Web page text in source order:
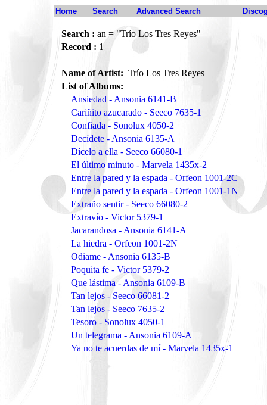
Home Search Advanced Search
Search : an = "Trío Los Tres Reyes"
Record : 1
Name of Artist: Trío Los Tres Reyes
List of Albums:
Ansiedad - Ansonia 6141-B
Cariñito azucarado - Seeco 7635-1
Confiada - Sonolux 4050-2
Decídete - Ansonia 6135-A
Dícelo a ella - Seeco 66080-1
El último minuto - Marvela 1435x-2
Entre la pared y la espada - Orfeon 1001-2C
Entre la pared y la espada - Orfeon 1001-1N
Extraño sentir - Seeco 66080-2
Extravío - Victor 5379-1
Jacarandosa - Ansonia 6141-A
La hiedra - Orfeon 1001-2N
Odiame - Ansonia 6135-B
Poquita fe - Victor 5379-2
Que lástima - Ansonia 6109-B
Tan lejos - Seeco 66081-2
Tan lejos - Seeco 7635-2
Tesoro - Sonolux 4050-1
Un telegrama - Ansonia 6109-A
Ya no te acuerdas de mí - Marvela 1435x-1